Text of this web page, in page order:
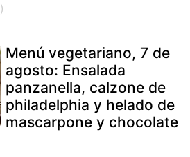
Menú vegetariano, 7 de
agosto: Ensalada
panzanella, calzone de
philadelphia y helado de
mascarpone y chocolate